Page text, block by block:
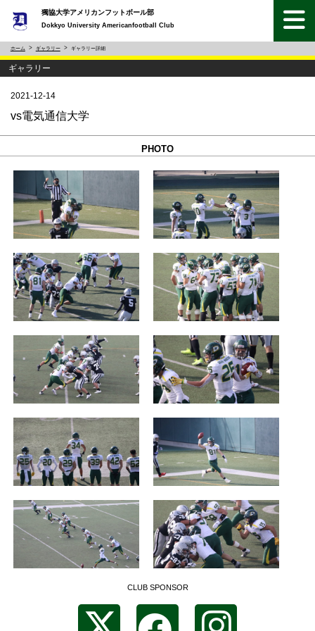
獨協大学アメリカンフットボール部
Dokkyo University Americanfootball Club
ホーム ギャラリー ギャラリー詳細
ギャラリー
2021-12-14
vs電気通信大学
PHOTO
CLUB SPONSOR